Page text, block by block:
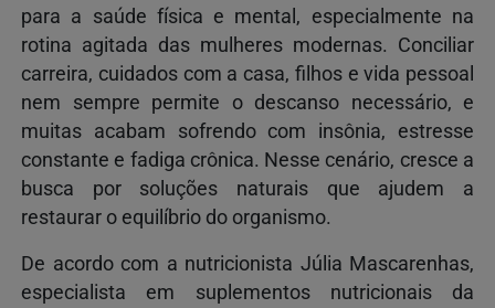
para a saúde física e mental, especialmente na
rotina agitada das mulheres modernas. Conciliar
carreira, cuidados com a casa, filhos e vida pessoal
nem sempre permite o descanso necessário, e
muitas acabam sofrendo com insônia, estresse
constante e fadiga crônica. Nesse cenário, cresce a
busca por soluções naturais que ajudem a
restaurar o equilíbrio do organismo.
De acordo com a nutricionista Júlia Mascarenhas,
especialista em suplementos nutricionais da